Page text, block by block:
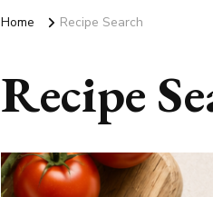
Home Recipe Search
Recipe